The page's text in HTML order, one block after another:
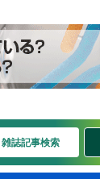
雑誌記事検索